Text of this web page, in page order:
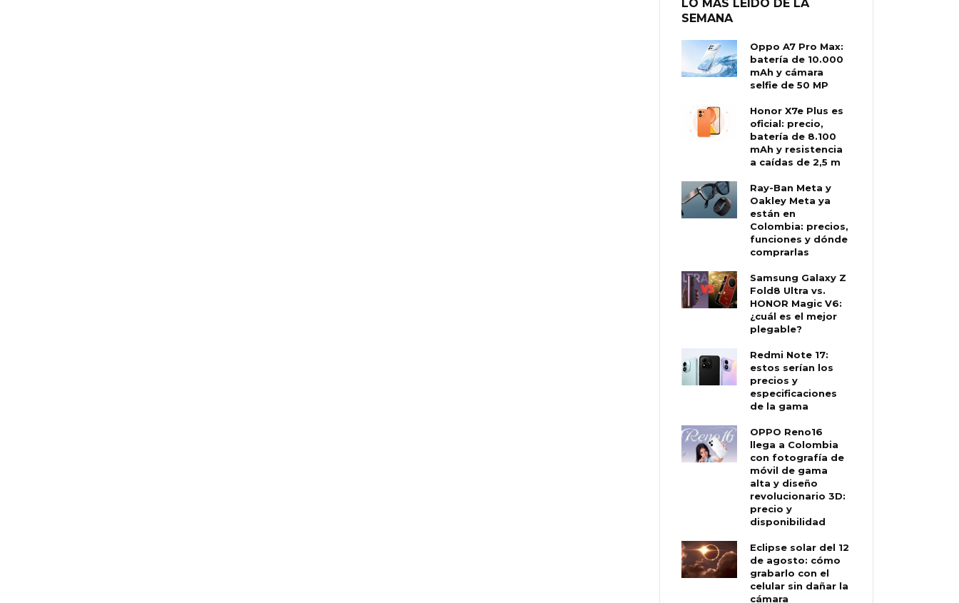
LO MÁS LEÍDO DE LA
SEMANA
Oppo A7 Pro Max:
batería de 10.000
mAh y cámara
selfie de 50 MP
Honor X7e Plus es
oficial: precio,
batería de 8.100
mAh y resistencia
a caídas de 2,5 m
Ray-Ban Meta y
Oakley Meta ya
están en
Colombia: precios,
funciones y dónde
comprarlas
Samsung Galaxy Z
Fold8 Ultra vs.
HONOR Magic V6:
¿cuál es el mejor
plegable?
Redmi Note 17:
estos serían los
precios y
especificaciones
de la gama
OPPO Reno16
llega a Colombia
con fotografía de
móvil de gama
alta y diseño
revolucionario 3D:
precio y
disponibilidad
Eclipse solar del 12
de agosto: cómo
grabarlo con el
celular sin dañar la
cámara